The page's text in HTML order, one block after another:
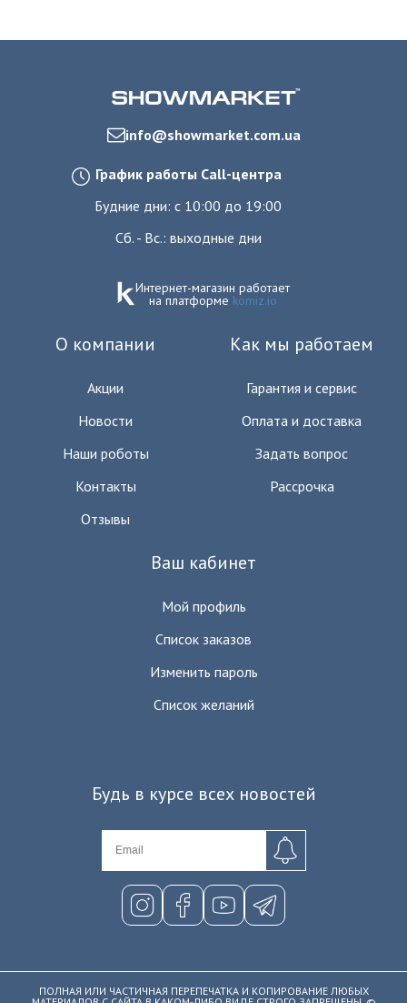
info@showmarket.com.ua
График работы Call-центра
Будние дни: с 10:00 до 19:00
Сб. - Вс.: выходные дни
Интернет-магазин работает
на платформе komiz.io
О компании
Акции
Новости
Наши роботы
Контакты
Отзывы
Как мы работаем
Гарантия и сервис
Оплата и доставка
Задать вопрос
Рассрочка
Ваш кабинет
Мой профиль
Список заказов
Изменить пароль
Список желаний
Будь в курсе всех новостей
ПОЛНАЯ ИЛИ ЧАСТИЧНАЯ ПЕРЕПЕЧАТКА И КОПИРОВАНИЕ ЛЮБЫХ